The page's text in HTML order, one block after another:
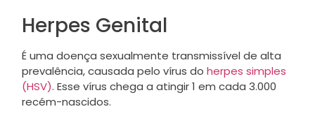
Herpes Genital
É uma doença sexualmente transmissível de alta
prevalência, causada pelo vírus do herpes simples
(HSV). Esse vírus chega a atingir 1 em cada 3.000
recém-nascidos.